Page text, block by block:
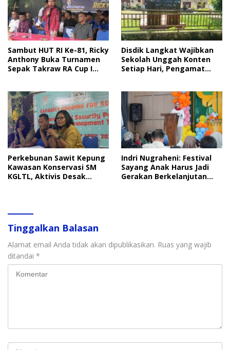
Sambut HUT RI Ke-81, Ricky
Anthony Buka Turnamen
Sepak Takraw RA Cup I
Disdik Langkat Wajibkan
Sekolah Unggah Konten
Setiap Hari, Pengamat
Perkebunan Sawit Kepung
Kawasan Konservasi SM
KGLTL, Aktivis Desak
Indri Nugraheni: Festival
Sayang Anak Harus Jadi
Gerakan Berkelanjutan
Tinggalkan Balasan
Alamat email Anda tidak akan dipublikasikan. Ruas yang wajib
ditandai *